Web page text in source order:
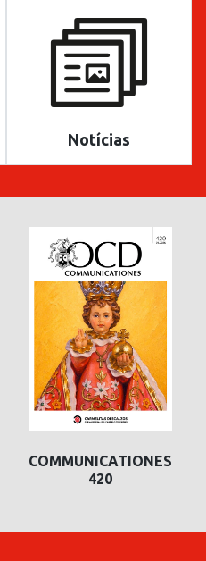
Notícias
COMMUNICATIONES
420